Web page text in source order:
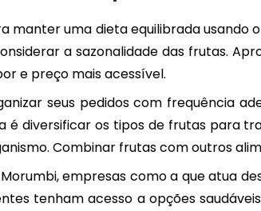
manter uma dieta equilibrada usando
a sazonalidade das frutas.
e preço mais acessível.
seus pedidos com frequência
é diversificar os tipos de frutas para
Combinar frutas com outros
empresas como a que atua
tenham acesso a opções